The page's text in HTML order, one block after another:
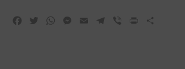
Facebook
TwitterWhatsApp
Messenger
Email Telegram
Viber Print